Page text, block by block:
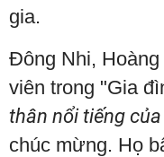
gia.
Đông Nhi,
viên trong "Gia
thân nổi tiếng của
chúc mừng. Họ